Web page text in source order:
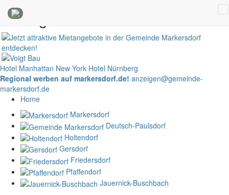
Anzeigen
Hotel Manhattan New York Hotel Nürnberg
Regional werben auf markersdorf.de! anzeigen@gemeinde-
markersdorf.de
Home
Markersdorf
Deutsch-Paulsdorf
Holtendorf
Gersdorf
Friedersdorf
Pfaffendorf
Jauernick-Buschbach